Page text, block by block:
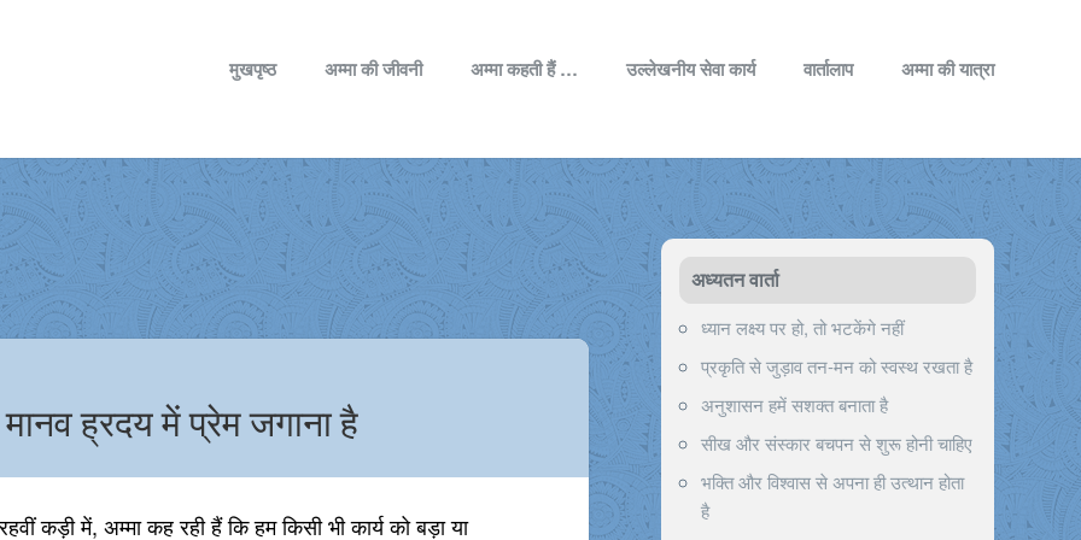
मुखपृष्ठ अम्मा की जीवनी अम्मा कहती हैं … उल्लेखनीय सेवा कार्य वार्तालाप अम्मा की यात्रा
ह्रदय में प्रेम जगाना है
कड़ी में, अम्मा कह रही हैं कि हम किसी भी कार्य को बड़ा या
अध्यतन वार्ता
ध्यान लक्ष्य पर हो, तो भटकेंगे नहीं
प्रकृति से जुड़ाव तन-मन को स्वस्थ रखता है
अनुशासन हमें सशक्त बनाता है
सीख और संस्कार बचपन से शुरू होनी चाहिए
भक्ति और विश्वास से अपना ही उत्थान होता
है